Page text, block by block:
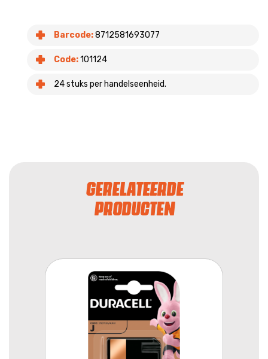
Barcode:8712581693077
Code:101124
24 stuks per handelseenheid.
GERELATEERDE
PRODUCTEN